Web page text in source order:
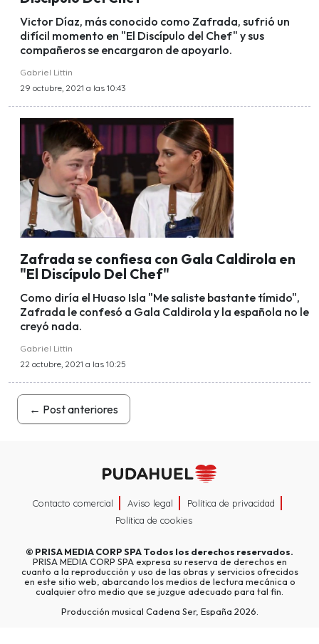
Victor Díaz, más conocido como Zafrada, sufrió un
difícil momento en "El Discípulo del Chef" y sus
compañeros se encargaron de apoyarlo.
Gabriel Littin
29 octubre, 2021 a las 10:43
Zafrada se confiesa con Gala Caldirola en
"El Discípulo Del Chef"
Como diría el Huaso Isla "Me saliste bastante tímido",
Zafrada le confesó a Gala Caldirola y la española no le
creyó nada.
Gabriel Littin
22 octubre, 2021 a las 10:25
← Post anteriores
Contacto comercial Aviso legal
Política de privacidad
Política de cookies
© PRISA MEDIA CORP SPATodos los derechos reservados.
PRISA MEDIA CORP SPA expresa su reserva de derechos en
cuanto a la reproducción y uso de las obras y servicios ofrecidos
en este sitio web, abarcando los medios de lectura mecánica o
cualquier otro medio que se juzgue adecuado para tal fin.
Producción musical Cadena Ser, España 2026.